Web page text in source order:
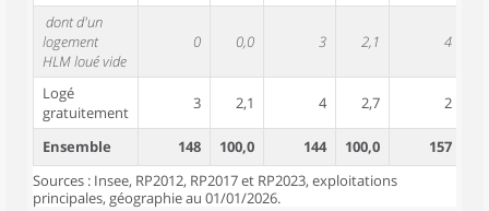
dont d'un
logement
HLM loué vide
0 0,0 3 2,1 4
Logé
gratuitement
3 2,1 4 2,7 2
Ensemble 148 100,0 144 100,0 157
Sources : Insee, RP2012, RP2017 et RP2023, exploitations
principales, géographie au 01/01/2026.